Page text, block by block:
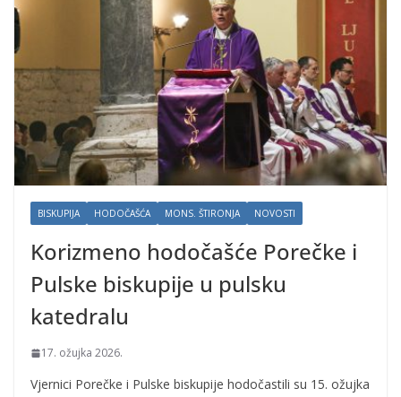
BISKUPIJA HODOČAŠĆA MONS. ŠTIRONJA NOVOSTI
Korizmeno hodočašće Porečke i
Pulske biskupije u pulsku
katedralu
17. ožujka 2026.
Vjernici Porečke i Pulske biskupije hodočastili su 15. ožujka